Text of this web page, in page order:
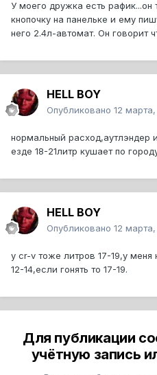
У моего дружка есть
кнопочку на панельке и ему
него 2.4л-автомат. Он говорит
HELL BOY
Опубликовано 12 марта,
нормальный расход,аутлэндер
езде 18-21литр кушает по
HELL BOY
Опубликовано 12 марта,
у cr-v тоже литров 17-19,у
12-14,если гонять то 17-19.
Для публикации
учётную запись